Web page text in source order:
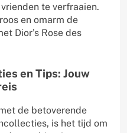
te verfraaien.
en omarm de
Dior’s Rose des
en Tips: Jouw
de betoverende
is het tijd om